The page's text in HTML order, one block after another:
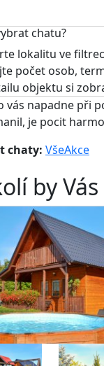
chatu?
lokalitu ve
počet osob,
objektu si
vás napadne při
je pocit
chaty: VšeAkce
by